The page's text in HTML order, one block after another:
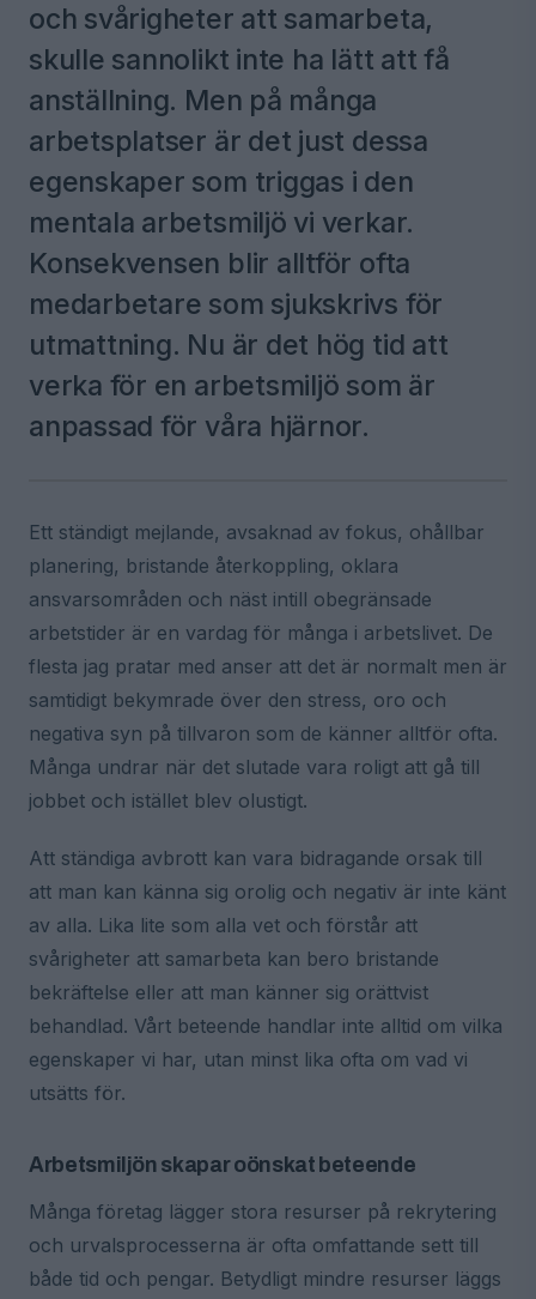
och svårigheter att samarbeta,
skulle sannolikt inte ha lätt att få
anställning. Men på många
arbetsplatser är det just dessa
egenskaper som triggas i den
mentala arbetsmiljö vi verkar.
Konsekvensen blir alltför ofta
medarbetare som sjukskrivs för
utmattning. Nu är det hög tid att
verka för en arbetsmiljö som är
anpassad för våra hjärnor.
Ett ständigt mejlande, avsaknad av fokus, ohållbar
planering, bristande återkoppling, oklara
ansvarsområden och näst intill obegränsade
arbetstider är en vardag för många i arbetslivet. De
flesta jag pratar med anser att det är normalt men är
samtidigt bekymrade över den stress, oro och
negativa syn på tillvaron som de känner alltför ofta.
Många undrar när det slutade vara roligt att gå till
jobbet och istället blev olustigt.
Att ständiga avbrott kan vara bidragande orsak till
att man kan känna sig orolig och negativ är inte känt
av alla. Lika lite som alla vet och förstår att
svårigheter att samarbeta kan bero bristande
bekräftelse eller att man känner sig orättvist
behandlad. Vårt beteende handlar inte alltid om vilka
egenskaper vi har, utan minst lika ofta om vad vi
utsätts för.
Arbetsmiljön skapar oönskat beteende
Många företag lägger stora resurser på rekrytering
och urvalsprocesserna är ofta omfattande sett till
både tid och pengar. Betydligt mindre resurser läggs